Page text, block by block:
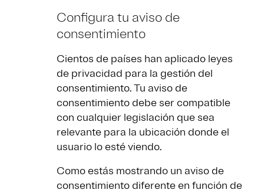
Configura tu aviso de
consentimiento
Cientos de países han aplicado leyes
de privacidad para la gestión del
consentimiento. Tu aviso de
consentimiento debe ser compatible
con cualquier legislación que sea
relevante para la ubicación donde el
usuario lo esté viendo.
Como estás mostrando un aviso de
consentimiento diferente en función de